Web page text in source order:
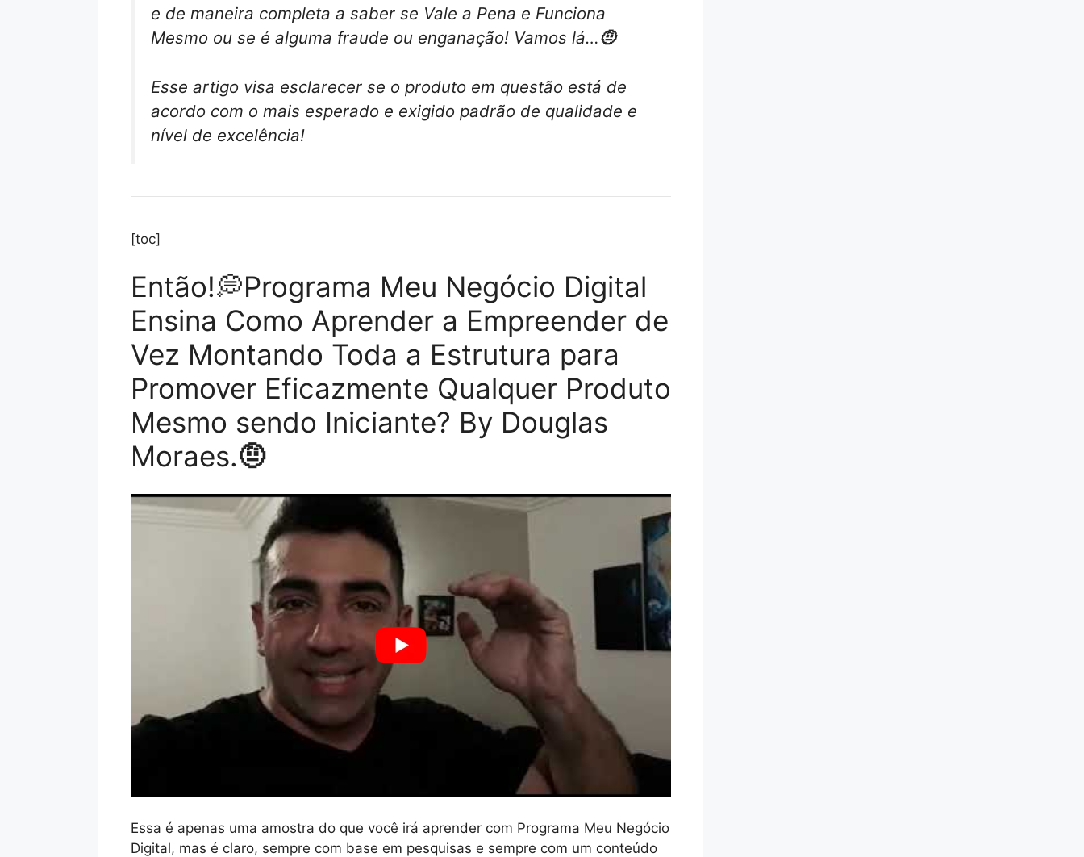
e de maneira completa a saber se Vale a Pena e Funciona
Mesmo ou se é alguma fraude ou enganação! Vamos lá…🤨
Esse artigo visa esclarecer se o produto em questão está de
acordo com o mais esperado e exigido padrão de qualidade e
nível de excelência!
[toc]
Então!💭Programa Meu Negócio Digital
Ensina Como Aprender a Empreender de
Vez Montando Toda a Estrutura para
Promover Eficazmente Qualquer Produto
Mesmo sendo Iniciante? By Douglas
Moraes.🤨
Essa é apenas uma amostra do que você irá aprender com Programa Meu Negócio
Digital, mas é claro, sempre com base em pesquisas e sempre com um conteúdo